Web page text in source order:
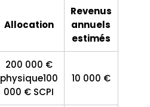
Allocation
Revenus
annuels
estimés
200 000 €
physique100
000 € SCPI
10 000 €